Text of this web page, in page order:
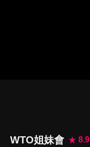
WTO姐妹會
8.9